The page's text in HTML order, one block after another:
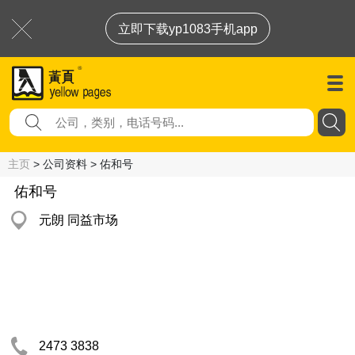
立即下载yp1083手机app
主页 > 公司资料 > 佑和号
佑和号
元朗 同益市场
2473 3838